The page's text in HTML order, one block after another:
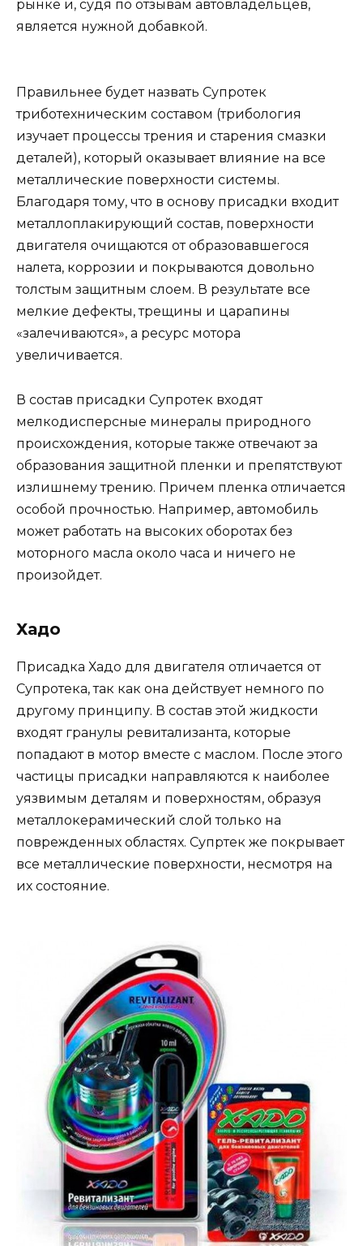
рынке и, судя по отзывам автовладельцев,
является нужной добавкой.
Правильнее будет назвать Супротек
триботехническим составом (трибология
изучает процессы трения и старения смазки
деталей), который оказывает влияние на все
металлические поверхности системы.
Благодаря тому, что в основу присадки входит
металлоплакирующий состав, поверхности
двигателя очищаются от образовавшегося
налета, коррозии и покрываются довольно
толстым защитным слоем. В результате все
мелкие дефекты, трещины и царапины
«залечиваются», а ресурс мотора
увеличивается.
В состав присадки Супротек входят
мелкодисперсные минералы природного
происхождения, которые также отвечают за
образования защитной пленки и препятствуют
излишнему трению. Причем пленка отличается
особой прочностью. Например, автомобиль
может работать на высоких оборотах без
моторного масла около часа и ничего не
произойдет.
Хадо
Присадка Хадо для двигателя отличается от
Супротека, так как она действует немного по
другому принципу. В состав этой жидкости
входят гранулы ревитализанта, которые
попадают в мотор вместе с маслом. После этого
частицы присадки направляются к наиболее
уязвимым деталям и поверхностям, образуя
металлокерамический слой только на
поврежденных областях. Супртек же покрывает
все металлические поверхности, несмотря на
их состояние.